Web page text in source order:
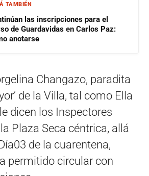
TAMBIÉN
las inscripciones para el
de Guardavidas en Carlos Paz:
anotarse
Changazo, paradita
de la Villa, tal como Ella
dicen los Inspectores
Plaza Seca céntrica, allá
de la cuarentena,
permitido circular con